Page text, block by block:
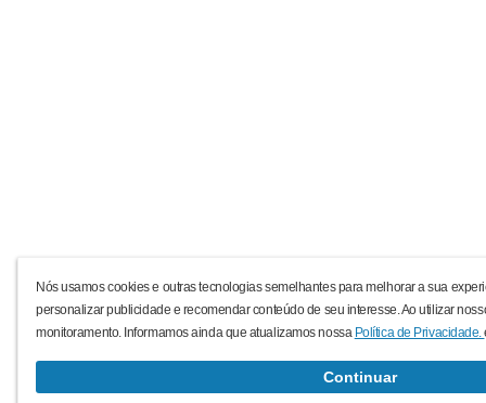
Nós usamos cookies e outras tecnologias semelhantes para melhorar a sua
personalizar publicidade e recomendar conteúdo de seu interesse. Ao utilizar
monitoramento. Informamos ainda que atualizamos nossa Política de Privacidade.
Continuar